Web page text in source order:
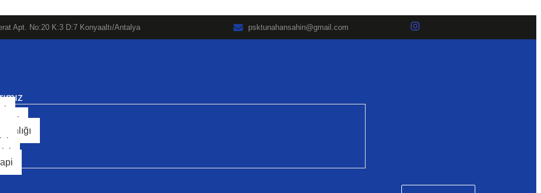
Apt. No:20 K:3 D:7 Konyaaltı/Antalya psktunahansahin@gmail.com